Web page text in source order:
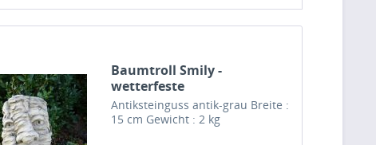
Baumtroll Smily -
wetterfeste
Gartendekofigur
Antiksteinguss antik-grau Breite :
15 cm Gewicht : 2 kg